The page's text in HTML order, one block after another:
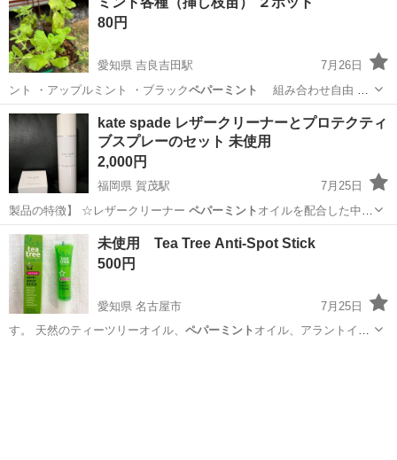
80円
愛知県 吉良吉田駅
7月26日
ント ・アップルミント ・ブラックペパーミント
組み合わせ自由 ・
挿し枝苗で…
愛知 西尾市 家庭用品 ミント
kate spade レザークリーナーとプロテクティ
ブスプレーのセット 未使用
2,000円
福岡県 賀茂駅
7月25日
製品の特徴】 ☆レザークリーナー ペパーミント オイルを配合した中
性、無溶剤タイプ…
福岡 福岡市 賀茂駅
未使用 Tea Tree Anti-Spot Stick
500円
愛知県 名古屋市
7月25日
す。 天然のティーツリーオイル、 ペパーミント オイル、アラントイン